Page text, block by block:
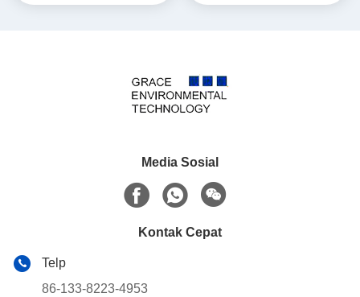
Media Sosial
Kontak Cepat
Telp
86-133-8223-4953